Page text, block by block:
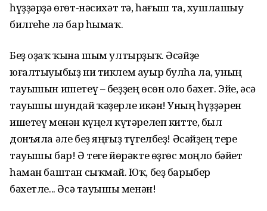
һүҙҙәрҙә өгөт-нәсихәт тә, һағыш та, хушлашыу
билгеһе лә бар һымаҡ.
Беҙ оҙаҡ ҡына шым ултырҙыҡ. Әсәйҙе
юғалтыуыбыҙ ни тиклем ауыр булһа ла, уның
тауышын ишетеү – беҙҙең өсөн оло бәхет. Эйе, әсә
тауышы шундай ҡәҙерле икән! Уның һүҙҙәрен
ишетеү менән күңел күтәрелеп китте, был
донъяла әле беҙ яңғыҙ түгелбеҙ! Әсәйҙең тере
тауышы бар! Ә теге йөрәкте өҙгөс моңло бәйет
һаман баштан сыҡмай. Юҡ, беҙ барыбер
бәхетле... Әсә тауышы менән!